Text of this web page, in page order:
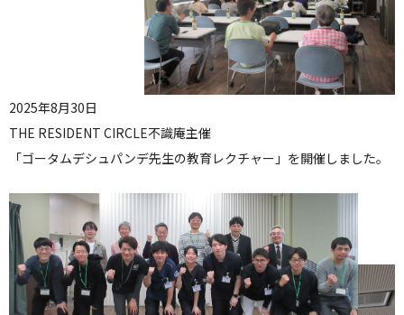
2025年8月30日
THE RESIDENT CIRCLE不識庵主催
「ゴータムデシュパンデ先生の教育レクチャー」を開催しました。